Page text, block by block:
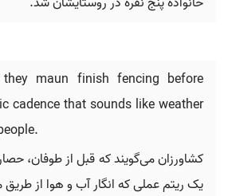
maun finish fencing before
cadence that sounds like weather
کشاورزان می‌گویند که قبل از طوفان،
یک ریتم عملی که انگار آب و هوا از